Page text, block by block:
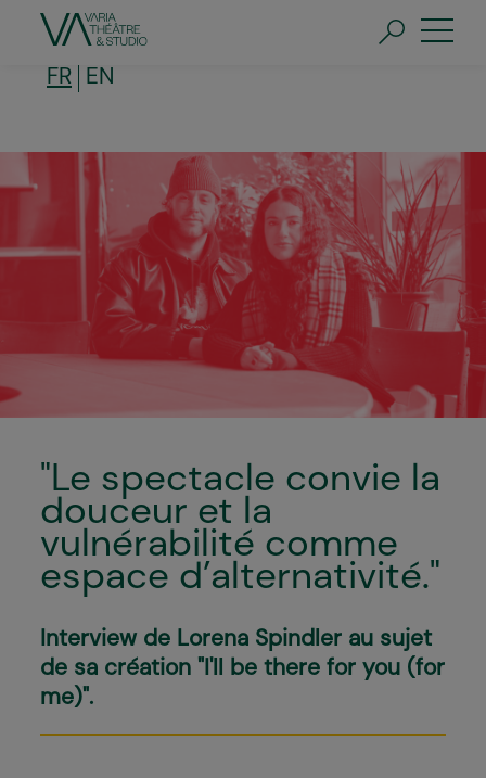
contenu
FR EN
"Le spectacle convie la
douceur et la
vulnérabilité comme
espace d’alternativité."
Interview de Lorena Spindler au sujet
de sa création "I'll be there for you (for
me)".